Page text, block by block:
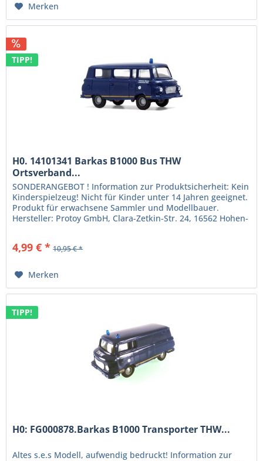
Merken
TIPP!
H0. 14101341 Barkas B1000 Bus THW
Ortsverband...
SONDERANGEBOT ! Information zur Produktsicherheit: Kein
Kinderspielzeug! Nicht für Kinder unter 14 Jahren geeignet.
Produkt für erwachsene Sammler und Modellbauer.
Hersteller: Protoy GmbH, Clara-Zetkin-Str. 24, 16562 Hohen-
4,99 € * 10,95 € *
Merken
TIPP!
H0: FG000878.Barkas B1000 Transporter THW...
Altes s.e.s Modell, aufwendig bedruckt! Information zur